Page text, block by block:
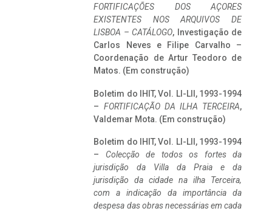
FORTIFICAÇÕES DOS AÇORES
EXISTENTES NOS ARQUIVOS DE
LISBOA – CATÁLOGO, Investigação de
Carlos Neves e Filipe Carvalho –
Coordenação de Artur Teodoro de
Matos. (Em construção)
Boletim do IHIT, Vol. LI-LII, 1993-1994
– FORTIFICAÇÃO DA ILHA TERCEIRA,
Valdemar Mota. (Em construção)
Boletim do IHIT, Vol. LI-LII, 1993-1994
– Colecção de todos os fortes da
jurisdição da Villa da Praia e da
jurisdição da cidade na ilha Terceira,
com a indicação da importância da
despesa das obras necessárias em cada